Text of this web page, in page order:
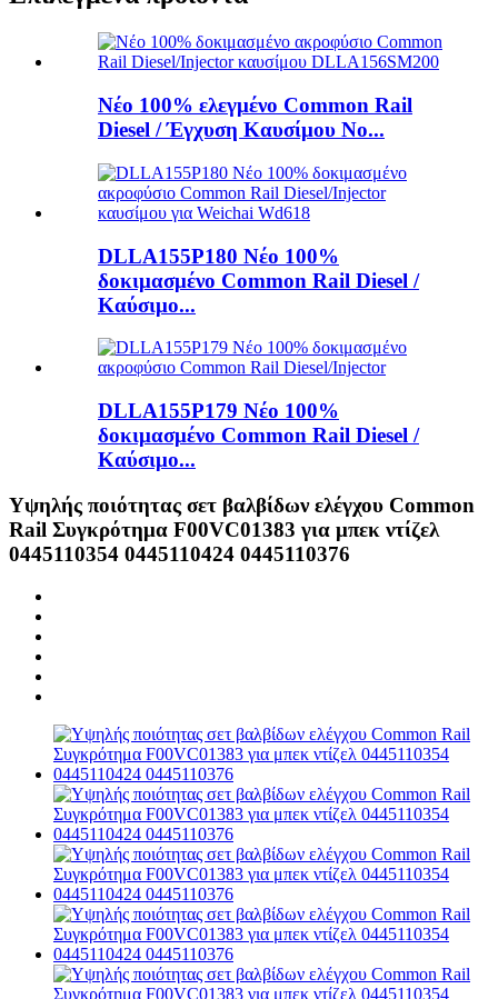
Νέο 100% ελεγμένο Common Rail
Diesel / Έγχυση Καυσίμου No...
DLLA155P180 Νέο 100%
δοκιμασμένο Common Rail Diesel /
Καύσιμο...
DLLA155P179 Νέο 100%
δοκιμασμένο Common Rail Diesel /
Καύσιμο...
Υψηλής ποιότητας σετ βαλβίδων ελέγχου Common
Rail Συγκρότημα F00VC01383 για μπεκ ντίζελ
0445110354 0445110424 0445110376